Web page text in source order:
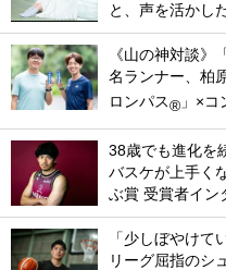
と、声を活かし
《山の神対談》
名ランナー、柏
ロンパス® 」×
38歳でも進化を
バスケが上手く
ぶ賞 受賞者イン
「少しぼやけて
リーグ屈指のシ